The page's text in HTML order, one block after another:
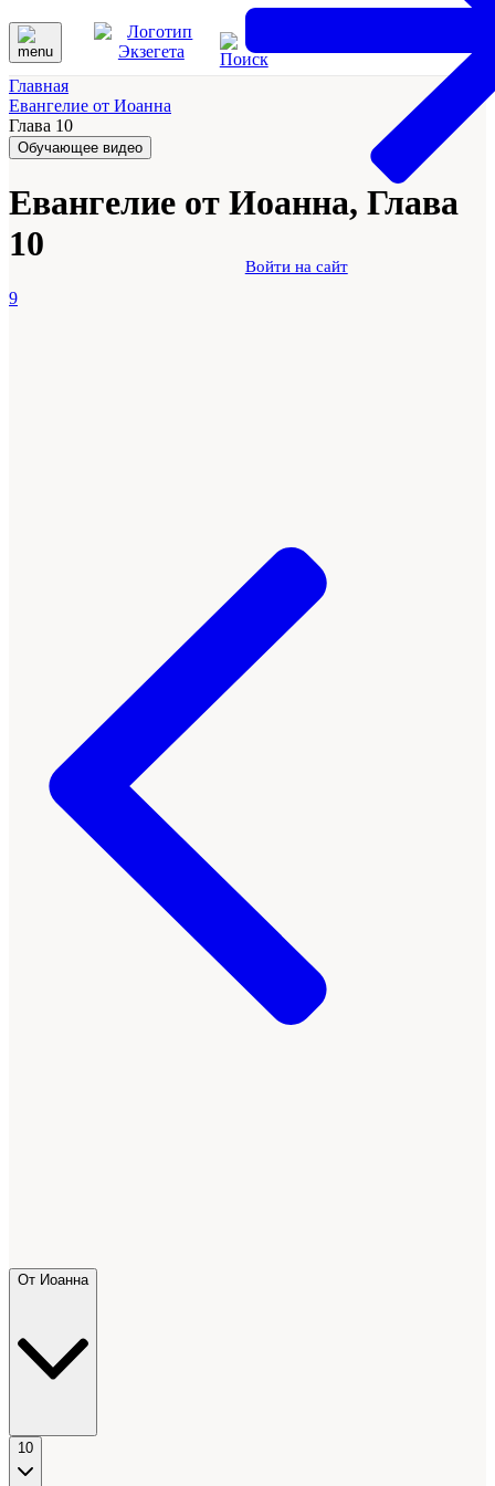
Войти на сайт
Главная
Евангелие от Иоанна
Глава 10
Обучающее видео
Евангелие от Иоанна, Глава
10
9
От Иоанна
10